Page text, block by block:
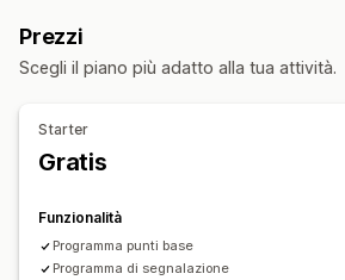
Premi che si possono offrire
Credito in negozio
Tariffe
Spedizione gratuita
Premi personalizzati
Sconti percentuali
Tariffe di spedizione Sconti sul carrello
Offerte a tempo limitato
Sconti personalizzati
Gestione sconti
Importazione ed esportazione
Campagne Trigger e regole
Prezzi
Scegli il piano più adatto alla tua attività.
Starter
Gratis
Funzionalità
Programma punti base
Programma di segnalazione